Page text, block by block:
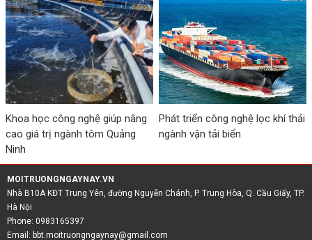
Khoa học công nghệ giúp nâng
cao giá trị ngành tôm Quảng
Ninh
Phát triển công nghệ lọc khí thải
ngành vận tải biển
MOITRUONGNGAYNAY.VN
Nhà B10A KĐT Trung Yên, đường Nguyễn Chánh, P. Trung Hòa, Q. Cầu Giấy, TP.
Hà Nội
Phone: 0983165397
Email: bbt.moitruongngaynay@gmail.com